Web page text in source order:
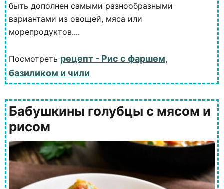
быть дополнен самыми разнообразными
вариантами из овощей, мяса или
морепродуктов....
Посмотреть рецепт - Рис с фаршем,
базиликом и чили
Бабушкины голубцы с мясом и
рисом